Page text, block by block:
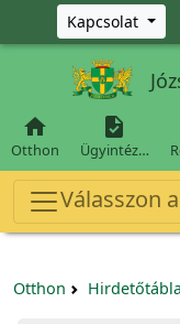
Ugrás a fő tartalomra
Kapcsolat

Otthon

Ügyintéz…
Válasszon
Otthon Hirdetőtábla